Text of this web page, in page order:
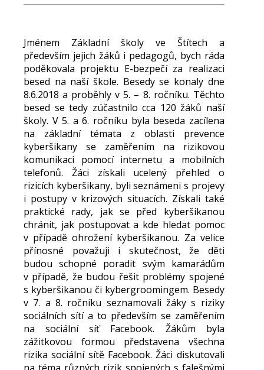
Jménem Základní školy ve Štítech a
především jejich žáků i pedagogů, bych ráda
poděkovala projektu E-bezpečí za realizaci
besed na naší škole. Besedy se konaly dne
8.6.2018 a proběhly v 5. – 8. ročníku. Těchto
besed se tedy zúčastnilo cca 120 žáků naší
školy. V 5. a 6. ročníku byla beseda zacílena
na základní témata z oblasti prevence
kyberšikany se zaměřením na rizikovou
komunikaci pomocí internetu a mobilních
telefonů. Žáci získali ucelený přehled o
rizicích kyberšikany, byli seznámeni s projevy
i postupy v krizových situacích. Získali také
praktické rady, jak se před kyberšikanou
chránit, jak postupovat a kde hledat pomoc
v případě ohrožení kyberšikanou. Za velice
přínosné považuji i skutečnost, že děti
budou schopné poradit svým kamarádům
v případě, že budou řešit problémy spojené
s kyberšikanou či kybergroomingem. Besedy
v 7. a 8. ročníku seznamovali žáky s riziky
sociálních sítí a to především se zaměřením
na sociální síť Facebook. Žákům byla
zážitkovou formou představena všechna
rizika sociální sítě Facebook. Žáci diskutovali